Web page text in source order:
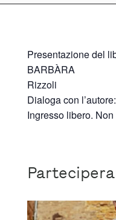
Presentazione del
BARBÀRA
Rizzoli
Dialoga con
Ingresso libero.